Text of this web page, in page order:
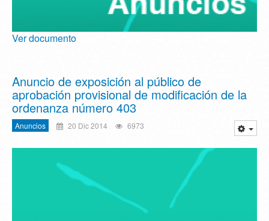
Ver documento
Anuncio de exposición al público de
aprobación provisional de modificación de la
ordenanza número 403
Anuncios 20 Dic 2014 6973